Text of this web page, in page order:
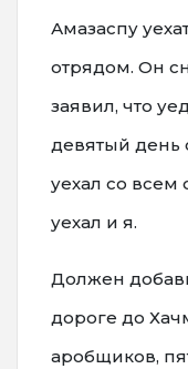
Амазаспу
отрядом. Он
заявил, что
девятый день
уехал со всем
уехал и я.
Должен
дороге до
аробщиков,